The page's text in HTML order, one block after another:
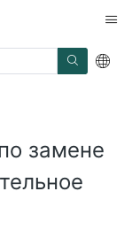
замене